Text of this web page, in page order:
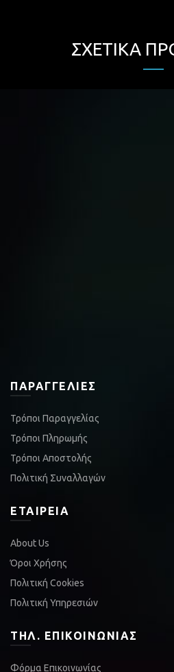
ΣΧΕΤΙΚΆ
ΠΑΡΑΓΓΕΛΊΕΣ
Τρόποι Παραγγελίας
Τρόποι Πληρωμής
Τρόποι Αποστολής
Πολιτική Συναλλαγών
ΕΤΑΙΡΕΊΑ
About Us
Όροι Χρήσης
Πολιτική Cookies
Πολιτική Υπηρεσιών
ΤΗΛ. ΕΠΙΚΟΙΝΩΝΊΑΣ
Φόρμα Επικοινωνίας